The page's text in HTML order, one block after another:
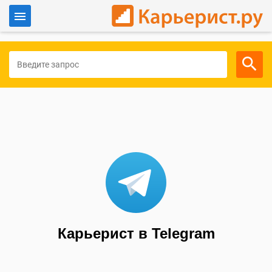
Для работодателей
Карьерист в Telegram